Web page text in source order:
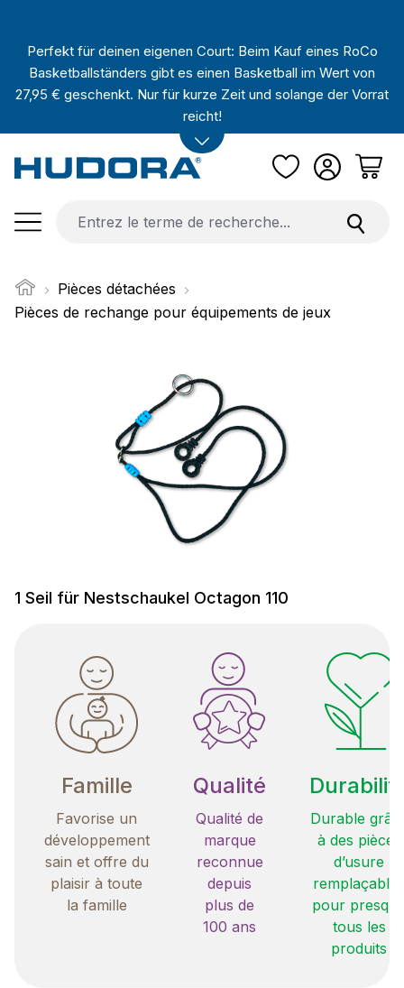
Perfekt für deinen eigenen Court: Beim Kauf eines RoCo
Basketballständers gibt es einen Basketball im Wert von
27,95 € geschenkt. Nur für kurze Zeit und solange der Vorrat
reicht!
Pièces détachées
Pièces de rechange pour équipements de jeux
1 Seil für Nestschaukel Octagon 110
Famille
Favorise un
développement
sain et offre du
plaisir à toute
la famille
Qualité
Qualité de
marque
reconnue
depuis
plus de
100 ans
Durable
à des pièces
d’usure
remplaçables
pour
tous les
produits